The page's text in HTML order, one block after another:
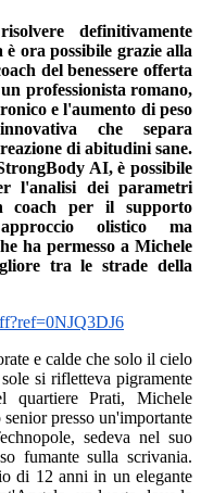
definitivamente
è ora possibile grazie alla
del benessere offerta
professionista romano,
e l'aumento di peso
che separa
di abitudini sane.
AI, è possibile
l'analisi dei parametri
coach per il supporto
olistico ma
ha permesso a Michele
tra le strade della
e calde che solo il cielo
si rifletteva pigramente
quartiere Prati, Michele
presso un'importante
sedeva nel suo
fumante sulla scrivania.
di 12 anni in un elegante